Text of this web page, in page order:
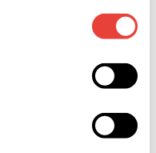
akkoord met het
intrekken of te